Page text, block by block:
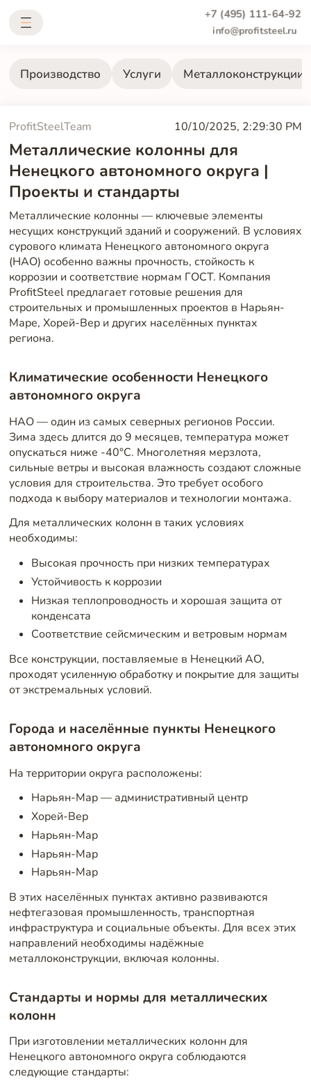
+7 (495) 111-64-92
info@profitsteel.ru
Производство Услуги Металлоконструкции
ProfitSteelTeam 10/10/2025, 2:29:30 PM
Металлические колонны для
Ненецкого автономного округа |
Проекты и стандарты
Металлические колонны — ключевые элементы
несущих конструкций зданий и сооружений. В условиях
сурового климата Ненецкого автономного округа
(НАО) особенно важны прочность, стойкость к
коррозии и соответствие нормам ГОСТ. Компания
ProfitSteel предлагает готовые решения для
строительных и промышленных проектов в Нарьян-
Маре, Хорей-Вер и других населённых пунктах
региона.
Климатические особенности Ненецкого
автономного округа
НАО — один из самых северных регионов России.
Зима здесь длится до 9 месяцев, температура может
опускаться ниже -40°C. Многолетняя мерзлота,
сильные ветры и высокая влажность создают сложные
условия для строительства. Это требует особого
подхода к выбору материалов и технологии монтажа.
Для металлических колонн в таких условиях
необходимы:
Высокая прочность при низких температурах
Устойчивость к коррозии
Низкая теплопроводность и хорошая защита от
конденсата
Соответствие сейсмическим и ветровым нормам
Все конструкции, поставляемые в Ненецкий АО,
проходят усиленную обработку и покрытие для защиты
от экстремальных условий.
Города и населённые пункты Ненецкого
автономного округа
На территории округа расположены:
Нарьян-Мар — административный центр
Хорей-Вер
Нарьян-Мар
Нарьян-Мар
Нарьян-Мар
В этих населённых пунктах активно развиваются
нефтегазовая промышленность, транспортная
инфраструктура и социальные объекты. Для всех этих
направлений необходимы надёжные
металлоконструкции, включая колонны.
Стандарты и нормы для металлических
колонн
При изготовлении металлических колонн для
Ненецкого автономного округа соблюдаются
следующие стандарты: